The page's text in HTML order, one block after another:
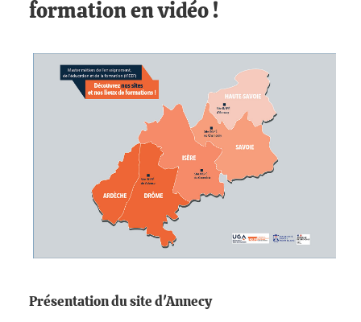
formation en vidéo !
Présentation du site d'Annecy